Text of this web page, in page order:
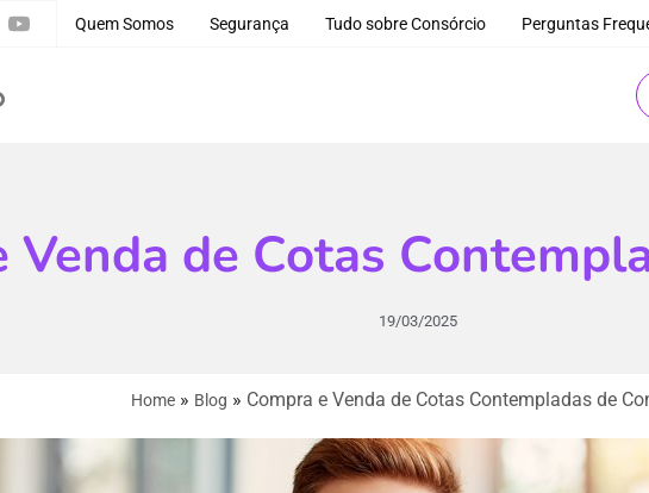
Quem Somos Segurança Tudo sobre Consórcio Perguntas
Venda de Cotas
19/03/2025
Home» Blog » Compra e Venda de Cotas Contempladas de